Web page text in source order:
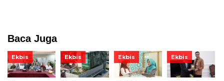
Baca Juga
Ekbis Ekbis Ekbis Ekbis